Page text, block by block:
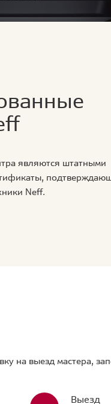
являются штатными
Neff.
на выезд мастера,
Выезд